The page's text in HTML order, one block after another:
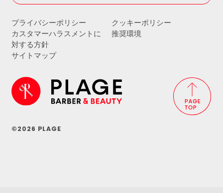
プライバシーポリシー
クッキーポリシー
カスタマーハラスメントに
対する方針
推奨環境
サイトマップ
©2026 PLAGE